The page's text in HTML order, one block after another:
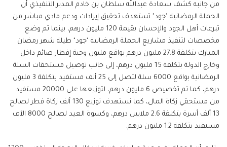
من جانبه كشف سعادة عبدالله سلطان بن خادم المدير التنفيذي أن
الحملة الرمضانية "جود" تستهدف تحقيق إيرادات ودعم مادي مباشر من
تبرعات أهل الجود والإحسان بقيمة 120 مليون درهم، بينما تم وضع
مخصصات لتنفيذ مشاريع الحملة الرمضانية "جود" طيلة شهر رمضان
المبارك بتكلفة 27.8 مليون درهم بواقع مليون وجبة إفطار صائم داخل
وخارج الدولة بتكلفة 15 مليون درهم، إلى جانب توصيل مستحقات السلة
الرمضانية بواقع 6000 سلة لتصل إلى 25 ألف مستفيد بتكلفة 3 مليون
درهم، كما تم تخصيص 6 مليون درهم، لتوزيعها على 20000 مستفيد
من مستحقي زكاة المال، كما نستهدف توزيع 130 ألف زكاة فطر لصالح
13 ألف أسرة بتكلفة 2.6 ملايين درهم، وكسوة العيد لصالح 8000 الآف
مستفيد بتكلفة 1.2 مليون درهم.